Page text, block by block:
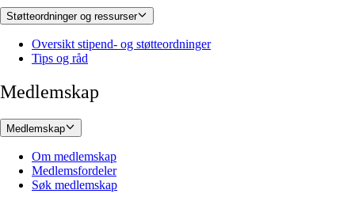
Støtteordninger og ressurser
Oversikt stipend- og støtteordninger
Tips og råd
Medlemskap
Medlemskap
Om medlemskap
Medlemsfordeler
Søk medlemskap